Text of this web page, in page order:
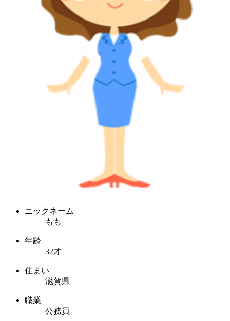
ニックネーム
もも
年齢
32才
住まい
滋賀県
職業
公務員